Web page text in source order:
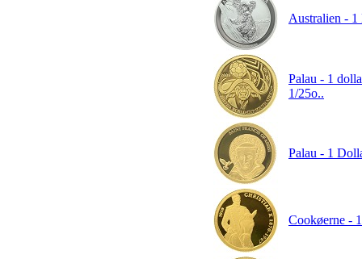
Australien -
Palau - 1
1/25o..
Palau - 1
Cookøerne -